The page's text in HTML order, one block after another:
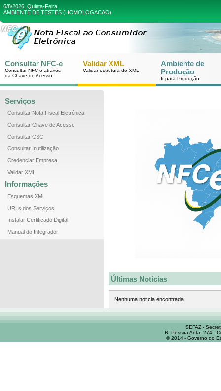
6/8/2026, Quinta-Feira
AMBIENTE DE TESTES (HOMOLOGACAO)
Consultar NFC-e
Consultar NFC-e através
da Chave de Acesso
Validar XML
Validar estrutura do XML
Ambiente de
Produção
Ir para Produção
Serviços
Consultar Nota Fiscal Eletrônica
Consultar Chave de Acesso
Consultar CSC
Consultar Inutilização
Credenciar Empresa
Validar XML
Informações
Esquemas XML
URLs dos Serviços
Instalar Certificado Digital
Manual do Integrador
Últimas Notícias
Nenhuma notícia encontrada.
SEFAZ -
R. Pessoa Anta, 274 -
© 2014 - Governo do